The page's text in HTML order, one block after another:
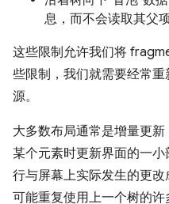
息，而不会读取其父
这些限制允许我们将
些限制，我们就需要经常
源。
大多数布局通常是增量更
某个元素时更新界面的一
行与屏幕上实际发生的更
可能重复使用上一个树的